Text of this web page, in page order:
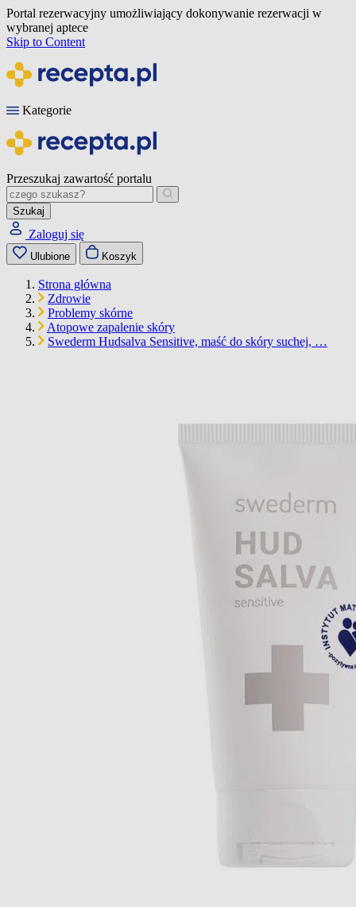
Portal rezerwacyjny umożliwiający dokonywanie rezerwacji w
wybranej aptece
Skip to Content
Kategorie
Przeszukaj zawartość portalu
Szukaj
Zaloguj się
Ulubione Koszyk
Strona główna
Zdrowie
Problemy skórne
Atopowe zapalenie skóry
Swederm Hudsalva Sensitive, maść do skóry suchej, …